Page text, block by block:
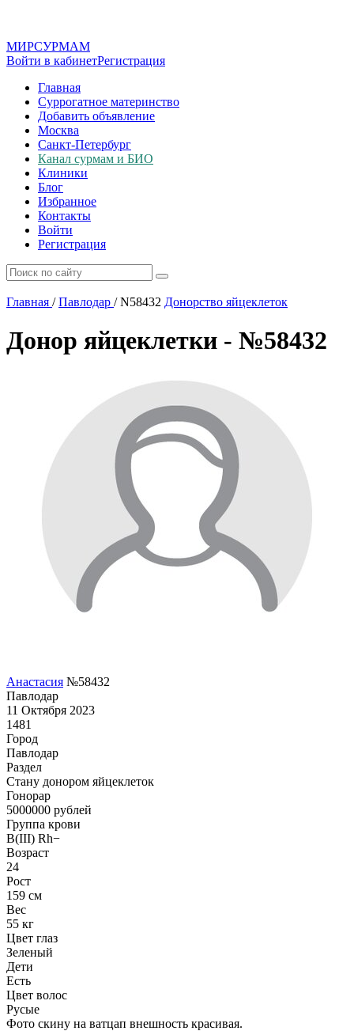
МИРСУРМАМ
Войти в кабинетРегистрация
Главная
Суррогатное материнство
Добавить объявление
Москва
Санкт-Петербург
Канал сурмам и БИО
Клиники
Блог
Избранное
Контакты
Войти
Регистрация
Главная / Павлодар /N58432 Донорство яйцеклеток
Донор яйцеклетки - №58432
Анастасия №58432
Павлодар
11 Октября 2023
1481
Город
Павлодар
Раздел
Стану донором яйцеклеток
Гонoрар
5000000 рублей
Группа крови
B(III) Rh−
Возраст
24
Рост
159 см
Вес
55 кг
Цвет глаз
Зеленый
Дети
Есть
Цвет волос
Русые
Фото скину на ватцап внешность красивая.